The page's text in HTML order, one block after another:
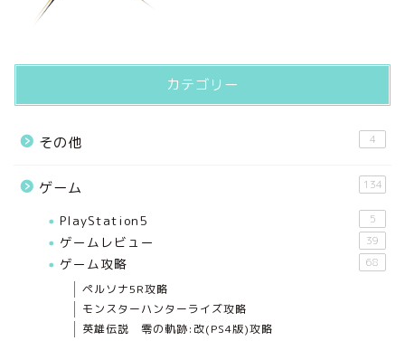
カテゴリー
その他 4
ゲーム 134
PlayStation5 5
ゲームレビュー 39
ゲーム攻略 68
ペルソナ5R攻略
モンスターハンターライズ攻略
英雄伝説 零の軌跡:改(PS4版)攻略